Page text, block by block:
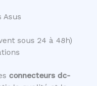
Asus
sous 24 à 48h)
connecteurs dc-